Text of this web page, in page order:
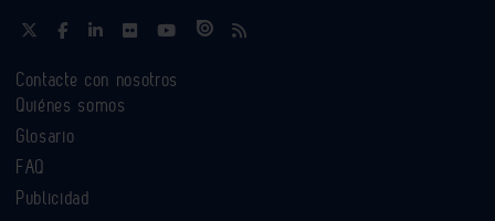
Contacte con nosotros
Quiénes somos
Glosario
FAQ
Publicidad